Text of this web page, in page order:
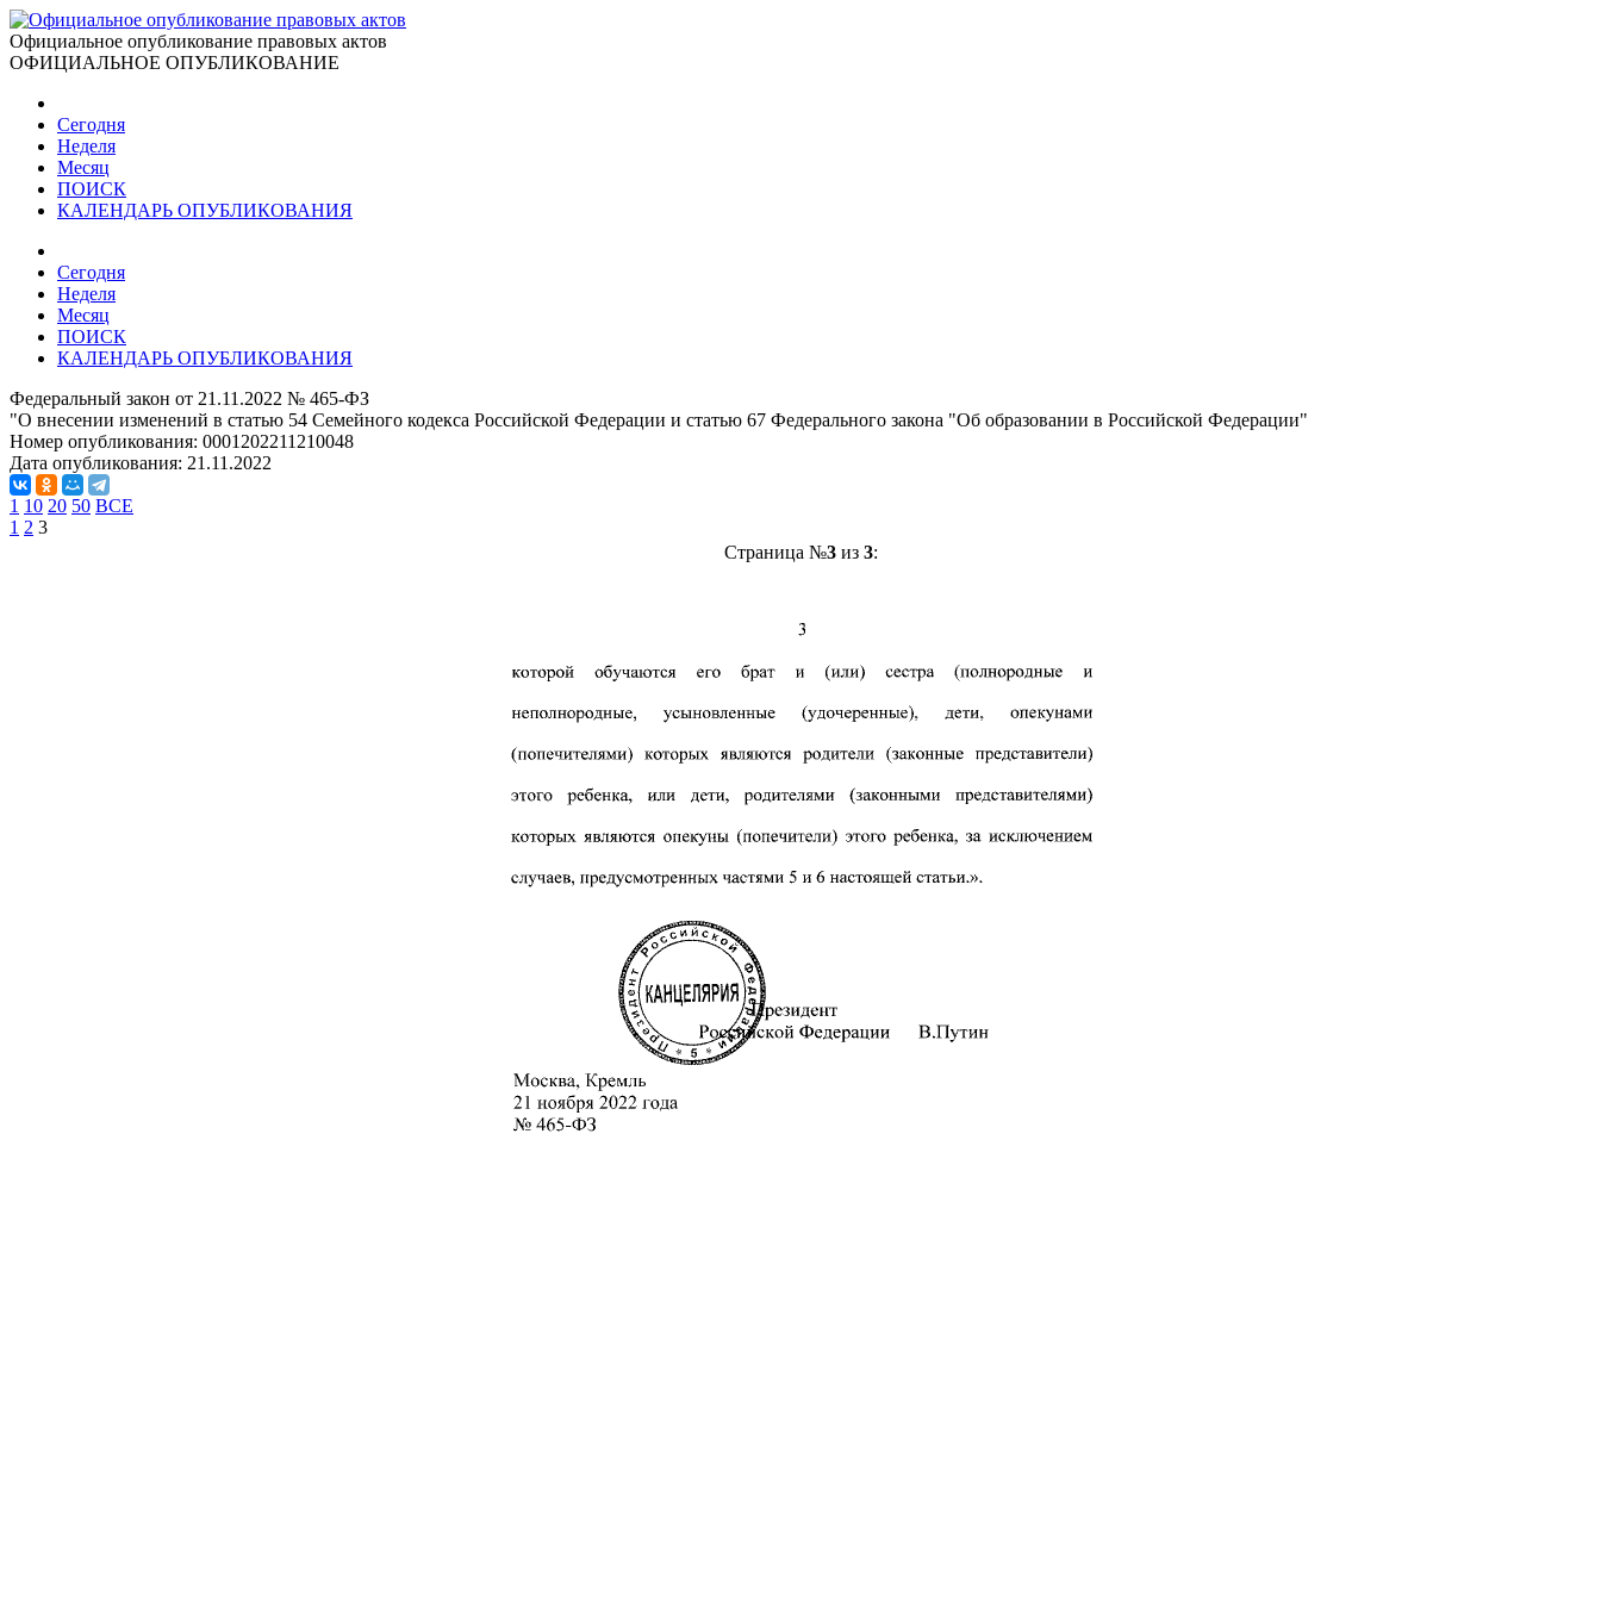
Официальное опубликование правовых актов
ОФИЦИАЛЬНОЕ ОПУБЛИКОВАНИЕ
Сегодня
Неделя
Месяц
ПОИСК
КАЛЕНДАРЬ ОПУБЛИКОВАНИЯ
Сегодня
Неделя
Месяц
ПОИСК
КАЛЕНДАРЬ ОПУБЛИКОВАНИЯ
Федеральный закон от 21.11.2022 № 465-ФЗ
"О внесении изменений в статью 54 Семейного кодекса Российской Федерации и статью 67 Федерального закона "Об образовании в Российской Федерации"
Номер опубликования: 0001202211210048
Дата опубликования: 21.11.2022
1 10 20 50 ВСЕ
1 2 3
Страница №3из 3: